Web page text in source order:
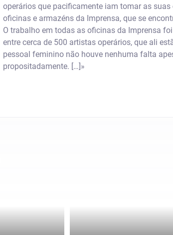
operários que pacificamente iam tomar as
oficinas e armazéns da Imprensa, que se
O trabalho em todas as oficinas da Imprensa
entre cerca de 500 artistas operários, que ali
pessoal feminino não houve nenhuma falta
propositadamente. […]»